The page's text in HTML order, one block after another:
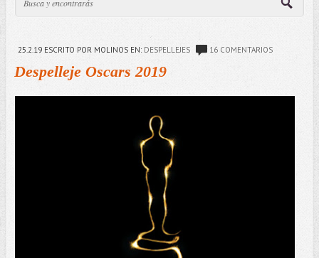
25.2.19ESCRITO POR MOLINOS EN: DESPELLEJES 16 COMENTARIOS
Despelleje Oscars 2019